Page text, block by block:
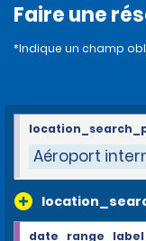
Faire une
*Indique un champ
Aéroport